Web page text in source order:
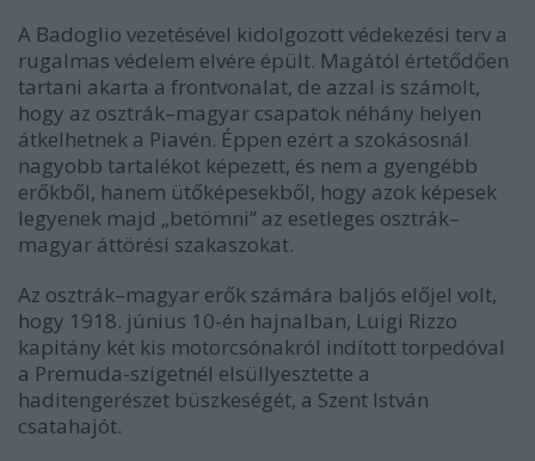
A Badoglio vezetésével kidolgozott védekezési terv a
rugalmas védelem elvére épült. Magától értetődően
tartani akarta a frontvonalat, de azzal is számolt,
hogy az osztrák–magyar csapatok néhány helyen
átkelhetnek a Piavén. Éppen ezért a szokásosnál
nagyobb tartalékot képezett, és nem a gyengébb
erőkből, hanem ütőképesekből, hogy azok képesek
legyenek majd „betömni” az esetleges osztrák–
magyar áttörési szakaszokat.
Az osztrák–magyar erők számára baljós előjel volt,
hogy 1918. június 10-én hajnalban, Luigi Rizzo
kapitány két kis motorcsónakról indított torpedóval
a Premuda-szigetnél elsüllyesztette a
haditengerészet büszkeségét, a Szent István
csatahajót.